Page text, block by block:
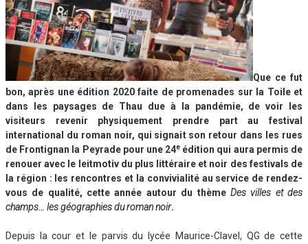
Que ce fut
bon, après une édition 2020 faite de promenades sur la Toile et
dans les paysages de Thau due à la pandémie, de voir les
visiteurs revenir physiquement prendre part au festival
international du roman noir, qui signait son retour dans les rues
de Frontignan la Peyrade pour une 24e édition qui aura permis de
renouer avec le leitmotiv du plus littéraire et noir des festivals de
la région : les rencontres et la convivialité au service de rendez-
vous de qualité, cette année autour du thème Des villes et des
champs… les géographies du roman noir.
Depuis la cour et le parvis du lycée Maurice-Clavel, QG de cette